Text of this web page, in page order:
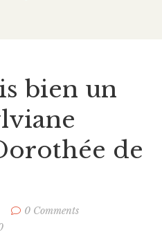
bien un
de
0 Comments